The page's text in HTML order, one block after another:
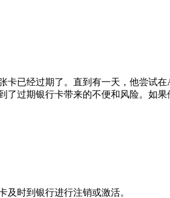
已经过期了。直到有一天，他尝试
过期银行卡带来的不便和风险。如
时到银行进行注销或激活。